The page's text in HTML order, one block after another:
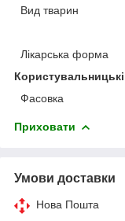
Вид тварин
Лікарська форма
Фасовка
Приховати
Умови доставки
Нова Пошта